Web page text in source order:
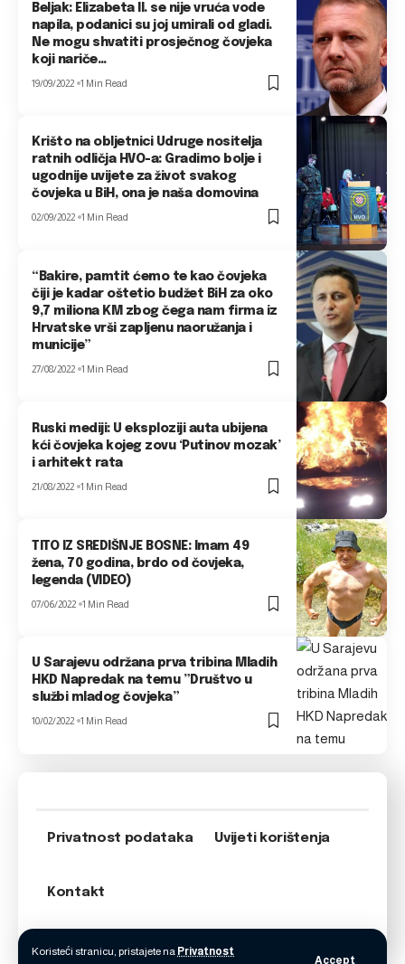
Koristeći stranicu, pristajete na Privatnost
Accept
Beljak: Elizabeta II. se nije vruća vode
napila, podanici su joj umirali od gladi.
Ne mogu shvatiti prosječnog čovjeka
koji nariče…
19/09/2022 1 Min Read
Krišto na obljetnici Udruge nositelja
ratnih odličja HVO-a: Gradimo bolje i
ugodnije uvijete za život svakog
čovjeka u BiH, ona je naša domovina
02/09/2022 1 Min Read
“Bakire, pamtit ćemo te kao čovjeka
čiji je kadar oštetio budžet BiH za oko
9,7 miliona KM zbog čega nam firma iz
Hrvatske vrši zapljenu naoružanja i
municije”
27/08/2022 1 Min Read
Ruski mediji: U eksploziji auta ubijena
kći čovjeka kojeg zovu ‘Putinov mozak’
i arhitekt rata
21/08/2022 1 Min Read
TITO IZ SREDIŠNJE BOSNE: Imam 49
žena, 70 godina, brdo od čovjeka,
legenda (VIDEO)
07/06/2022 1 Min Read
U Sarajevu održana prva tribina Mladih
HKD Napredak na temu ”Društvo u
službi mladog čovjeka”
10/02/2022 1 Min Read
Privatnost podataka Uvijeti korištenja
Kontakt